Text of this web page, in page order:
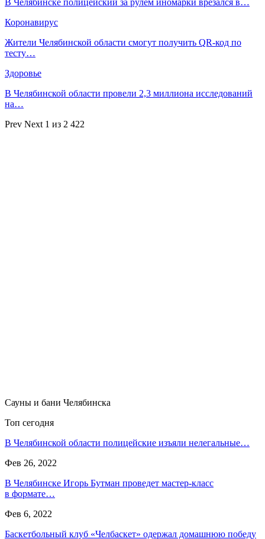
Коронавирус
Жители Челябинской области смогут получить QR-код по
тесту…
Здоровье
В Челябинской области провели 2,3 миллиона исследований
на…
Prev Next 1 из 2 422
Сауны и бани Челябинска
Топ сегодня
В Челябинской области полицейские изъяли нелегальные…
Фев 26, 2022
В Челябинске Игорь Бутман проведет мастер-класс
в формате…
Фев 6, 2022
Баскетбольный клуб «Челбаскет» одержал домашнюю победу